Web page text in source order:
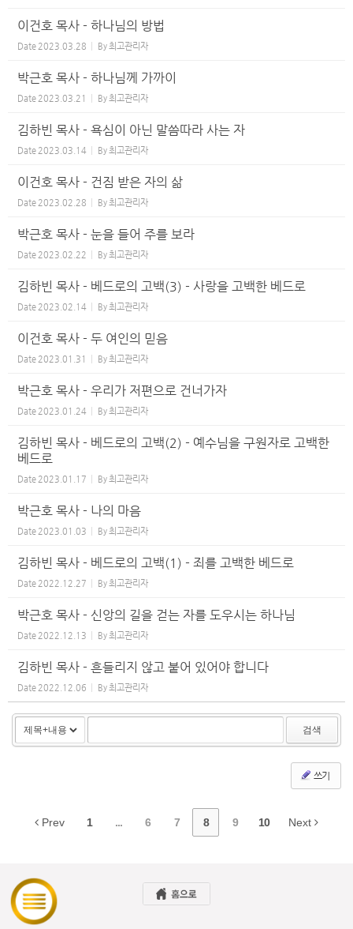
이건호 목사 - 하나님의 방법
Date 2023.03.28 By최고관리자
박근호 목사 - 하나님께 가까이
Date 2023.03.21 By최고관리자
김하빈 목사 - 욕심이 아닌 말씀따라 사는 자
Date 2023.03.14 By최고관리자
이건호 목사 - 건짐 받은 자의 삶
Date 2023.02.28 By최고관리자
박근호 목사 - 눈을 들어 주를 보라
Date 2023.02.22 By최고관리자
김하빈 목사 - 베드로의 고백(3) - 사랑을 고백한 베드로
Date 2023.02.14 By최고관리자
이건호 목사 - 두 여인의 믿음
Date 2023.01.31 By최고관리자
박근호 목사 - 우리가 저편으로 건너가자
Date 2023.01.24 By최고관리자
김하빈 목사 - 베드로의 고백(2) - 예수님을 구원자로 고백한
베드로
Date 2023.01.17 By최고관리자
박근호 목사 - 나의 마음
Date 2023.01.03 By최고관리자
김하빈 목사 - 베드로의 고백(1) - 죄를 고백한 베드로
Date 2022.12.27 By최고관리자
박근호 목사 - 신앙의 길을 걷는 자를 도우시는 하나님
Date 2022.12.13 By최고관리자
김하빈 목사 - 흔들리지 않고 붙어 있어야 합니다
Date 2022.12.06 By최고관리자
검색
쓰기
Prev 1 ... 6 7 8 9 10 Next